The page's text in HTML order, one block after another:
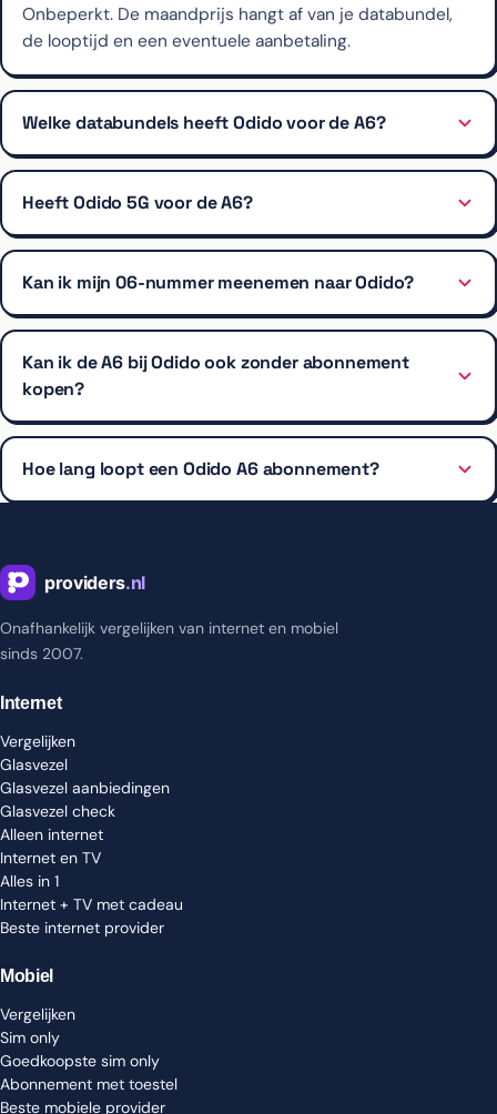
Onbeperkt. De maandprijs hangt af van je databundel,
de looptijd en een eventuele aanbetaling.
Welke databundels heeft Odido voor de A6?
Heeft Odido 5G voor de A6?
Kan ik mijn 06-nummer meenemen naar Odido?
Kan ik de A6 bij Odido ook zonder abonnement
kopen?
Hoe lang loopt een Odido A6 abonnement?
Onafhankelijk vergelijken van internet en mobiel
sinds 2007.
Internet
Vergelijken
Glasvezel
Glasvezel aanbiedingen
Glasvezel check
Alleen internet
Internet en TV
Alles in 1
Internet + TV met cadeau
Beste internet provider
Mobiel
Vergelijken
Sim only
Goedkoopste sim only
Abonnement met toestel
Beste mobiele provider